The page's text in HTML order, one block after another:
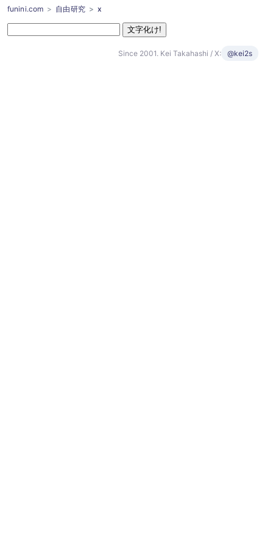
funini.com 自由研究 x
Since 2001. Kei Takahashi / X: @kei2s